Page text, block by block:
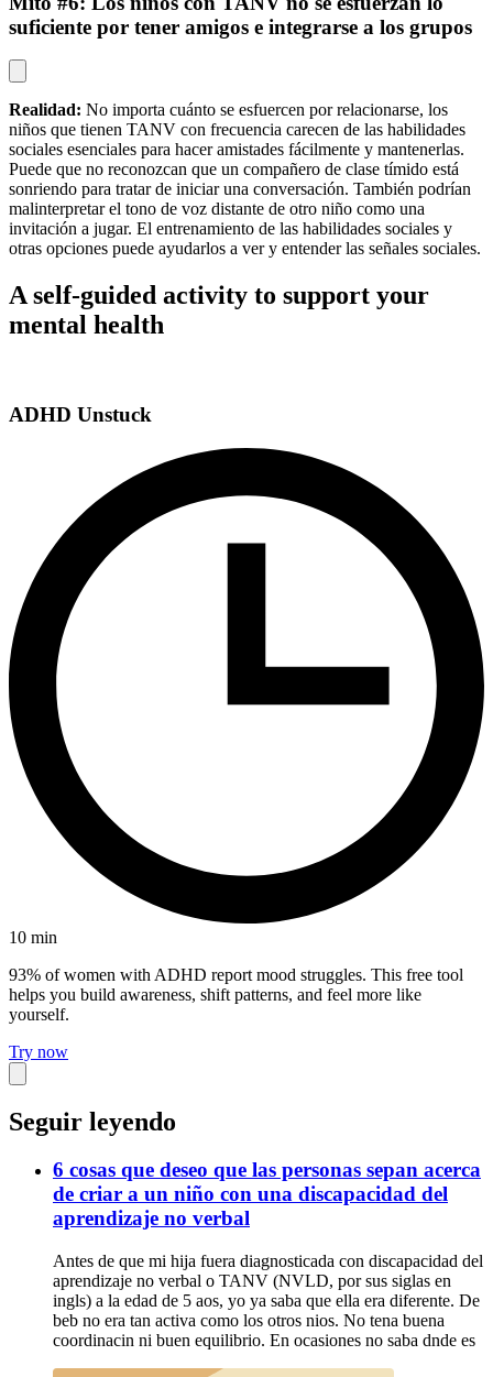
suficiente por tener amigos e integrarse a los grupos
Realidad: No importa cuánto se esfuercen por relacionarse, los
niños que tienen TANV con frecuencia carecen de las habilidades
sociales esenciales para hacer amistades fácilmente y mantenerlas.
Puede que no reconozcan que un compañero de clase tímido está
sonriendo para tratar de iniciar una conversación. También podrían
malinterpretar el tono de voz distante de otro niño como una
invitación a jugar. El entrenamiento de las habilidades sociales y
otras opciones puede ayudarlos a ver y entender las señales sociales.
A self-guided activity to support your
mental health
ADHD Unstuck
10 min
93% of women with ADHD report mood struggles. This free tool
helps you build awareness, shift patterns, and feel more like
yourself.
Try now
Seguir leyendo
6 cosas que deseo que las personas sepan acerca
de criar a un niño con una discapacidad del
aprendizaje no verbal
Antes de que mi hija fuera diagnosticada con discapacidad del
aprendizaje no verbal o TANV (NVLD, por sus siglas en
ingls) a la edad de 5 aos, yo ya saba que ella era diferente. De
beb no era tan activa como los otros nios. No tena buena
coordinacin ni buen equilibrio. En ocasiones no saba dnde es